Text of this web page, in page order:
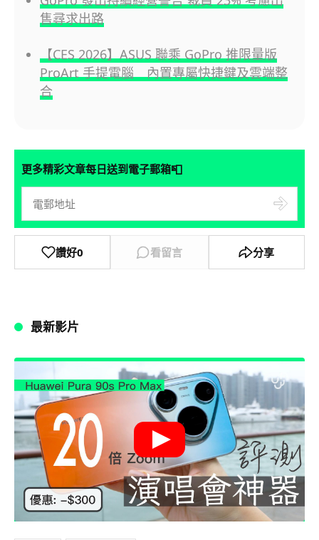
售尋求出路
【CES 2026】ASUS 聯乘 GoPro 推限量版
ProArt 手提電腦 內置專屬快捷鍵及雲端整
合
更多精彩文章每日送到電子郵箱📮
讚好0 看留言 分享
最新影片